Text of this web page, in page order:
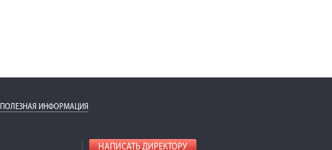
ПОЛЕЗНАЯ ИНФОРМАЦИЯ
НАПИСАТЬ ДИРЕКТОРУ